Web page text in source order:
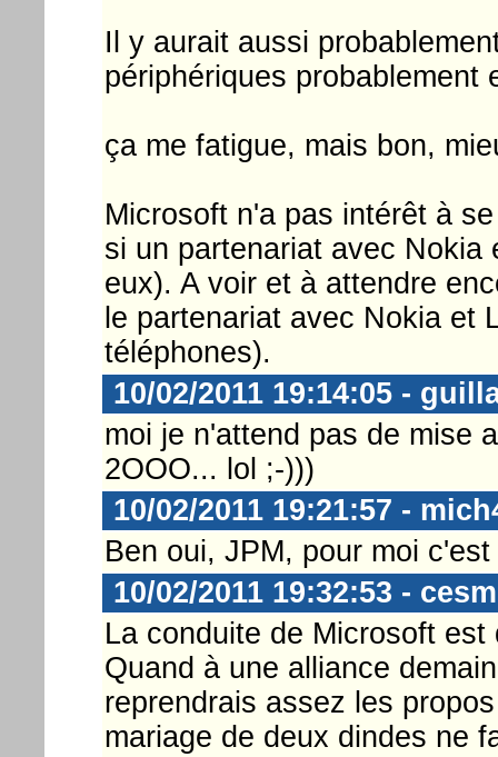
Il y aurait aussi
périphériques probablement
ça me fatigue, mais bon,
Microsoft n'a pas intérêt à
si un partenariat avec Nokia
eux). A voir et à attendre
le partenariat avec Nokia et
téléphones).
10/02/2011 19:14:05 -
moi je n'attend pas de mise
2OOO... lol ;-)))
10/02/2011 19:21:57 -
Ben oui, JPM, pour moi
10/02/2011 19:32:53 -
La conduite de Microsoft
Quand à une alliance
reprendrais assez les
mariage de deux dindes ne